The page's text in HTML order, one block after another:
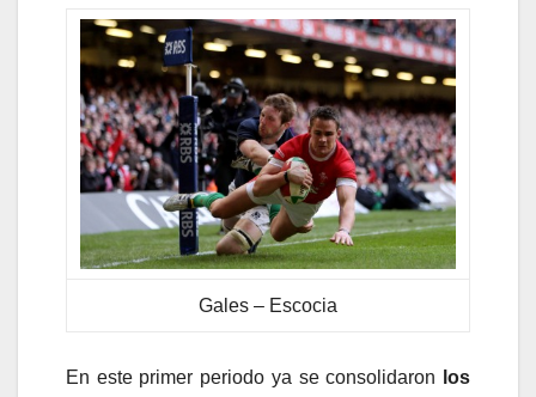
Gales – Escocia
En este primer periodo ya se consolidaron
los